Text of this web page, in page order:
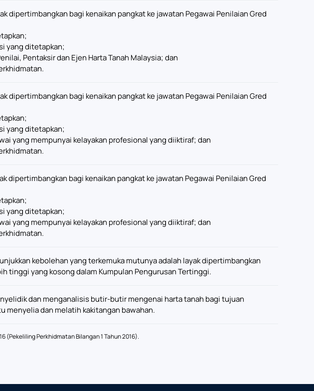
dipertimbangkan bagi kenaikan pangkat ke jawatan Pegawai Penilaian Gred
yang ditetapkan;
Pentaksir dan Ejen Harta Tanah Malaysia; dan
dipertimbangkan bagi kenaikan pangkat ke jawatan Pegawai Penilaian Gred
yang ditetapkan;
yang mempunyai kelayakan profesional yang diiktiraf; dan
dipertimbangkan bagi kenaikan pangkat ke jawatan Pegawai Penilaian Gred
yang ditetapkan;
yang mempunyai kelayakan profesional yang diiktiraf; dan
kebolehan yang terkemuka mutunya adalah layak dipertimbangkan
tinggi yang kosong dalam Kumpulan Pengurusan Tertinggi.
dan menganalisis butir-butir mengenai harta tanah bagi tujuan
menyelia dan melatih kakitangan bawahan.
(Pekeliling Perkhidmatan Bilangan 1 Tahun 2016).